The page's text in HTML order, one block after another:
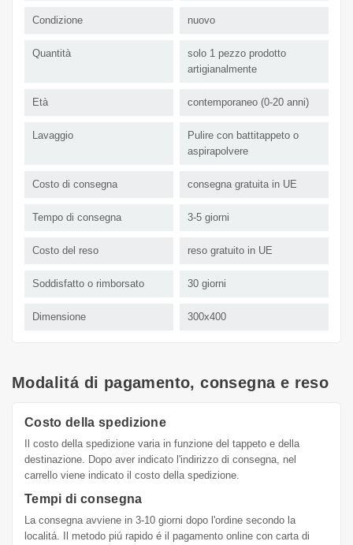
Condizione nuovo
Quantità
solo 1 pezzo prodotto
artigianalmente
Età contemporaneo (0-20 anni)
Lavaggio
Pulire con battitappeto o
aspirapolvere
Costo di consegna consegna gratuita in UE
Tempo di consegna 3-5 giorni
Costo del reso reso gratuito in UE
Soddisfatto o rimborsato 30 giorni
Dimensione 300x400
Modalitá di pagamento, consegna e reso
Costo della spedizione
Il costo della spedizione varia in funzione del tappeto e della
destinazione. Dopo aver indicato l'indirizzo di consegna, nel
carrello viene indicato il costo della spedizione.
Tempi di consegna
La consegna avviene in 3-10 giorni dopo l'ordine secondo la
localitá. Il metodo piú rapido é il pagamento online con carta di